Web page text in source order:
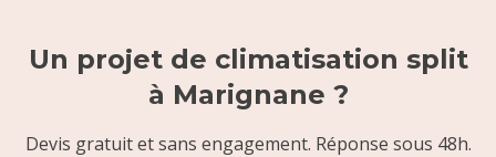
Un projet de climatisation split
à Marignane ?
Devis gratuit et sans engagement. Réponse sous 48h.